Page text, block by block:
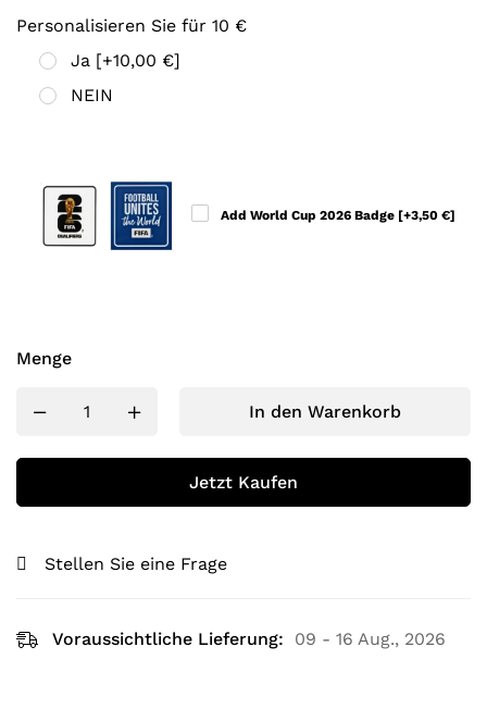
Personalisieren Sie für 10 €
Ja [+10,00 €]
NEIN
Add World Cup 2026 Badge [+3,50 €]
Menge
In den Warenkorb
Jetzt Kaufen
Stellen Sie eine Frage
Voraussichtliche Lieferung: 09 - 16 Aug., 2026